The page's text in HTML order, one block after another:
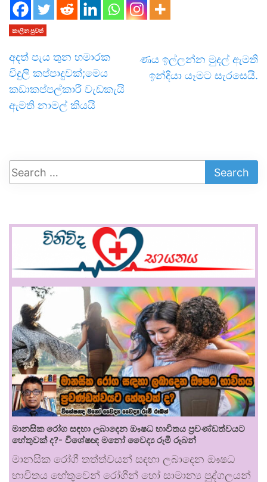
කාලීන පුවත්
අදත් පැ‍ය තුන හමාරක
විදුලි කප්පාදුවක්;මෙය
කඩාකප්පල්කාරී වැඩකැයි
ඇමති නාමල් කියයි
ණය ඉල්ලන්න මුදල් ඇමති
ඉන්දියා යෑමට සැරසෙයි.
මානසික රෝග සඳහා ලබාදෙන ඖෂධ භාවිතය ප්‍රචණ්ඩත්වයට
හේතුවක් ද?- විශේෂඥ මනෝ වෛද්‍ය රූමි රූබන්
මානසික රෝගී තත්ත්වයන් සඳහා ලබාදෙන ඖෂධ
භාවිතය හේතුවෙන් රෝගීන් හෝ සාමාන්‍ය පුද්ගලයන්